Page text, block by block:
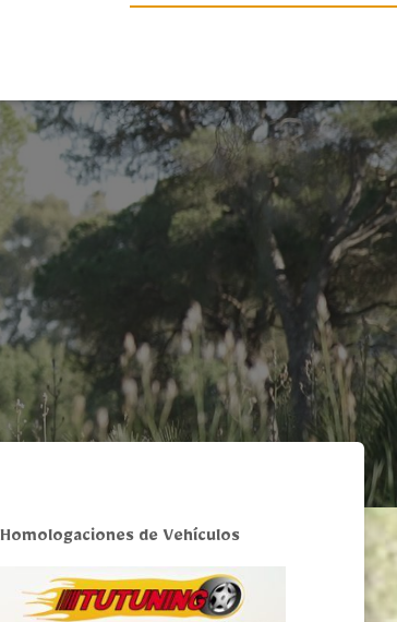
Homologaciones de Vehículos